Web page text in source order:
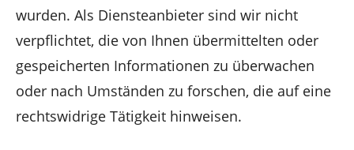
wurden. Als Diensteanbieter sind wir nicht
verpflichtet, die von Ihnen übermittelten oder
gespeicherten Informationen zu überwachen
oder nach Umständen zu forschen, die auf eine
rechtswidrige Tätigkeit hinweisen.